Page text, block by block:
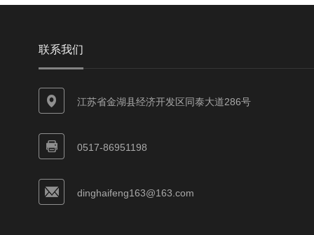
联系我们
江苏省金湖县经济开发区同泰大道286号
0517-86951198
dinghaifeng163@163.com